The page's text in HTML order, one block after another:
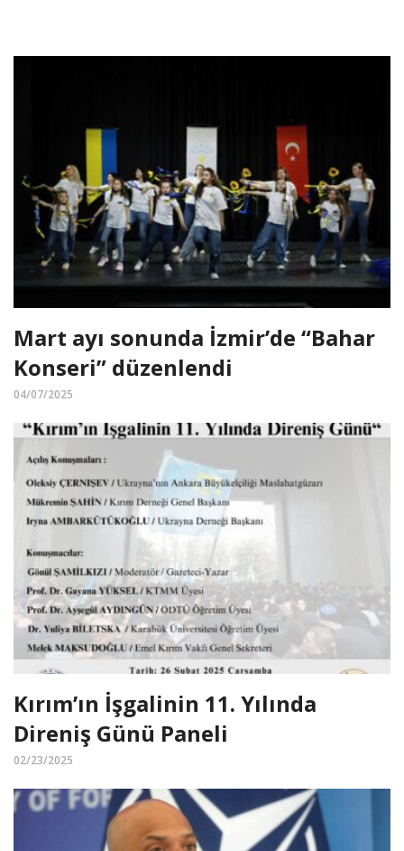
Mart ayı sonunda İzmir’de “Bahar
Konseri” düzenlendi
04/07/2025
Kırım’ın İşgalinin 11. Yılında
Direniş Günü Paneli
02/23/2025